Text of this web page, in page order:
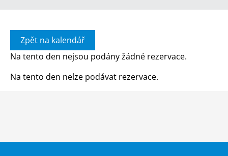
Zpět na kalendář
Na tento den nejsou podány žádné rezervace.
Na tento den nelze podávat rezervace.